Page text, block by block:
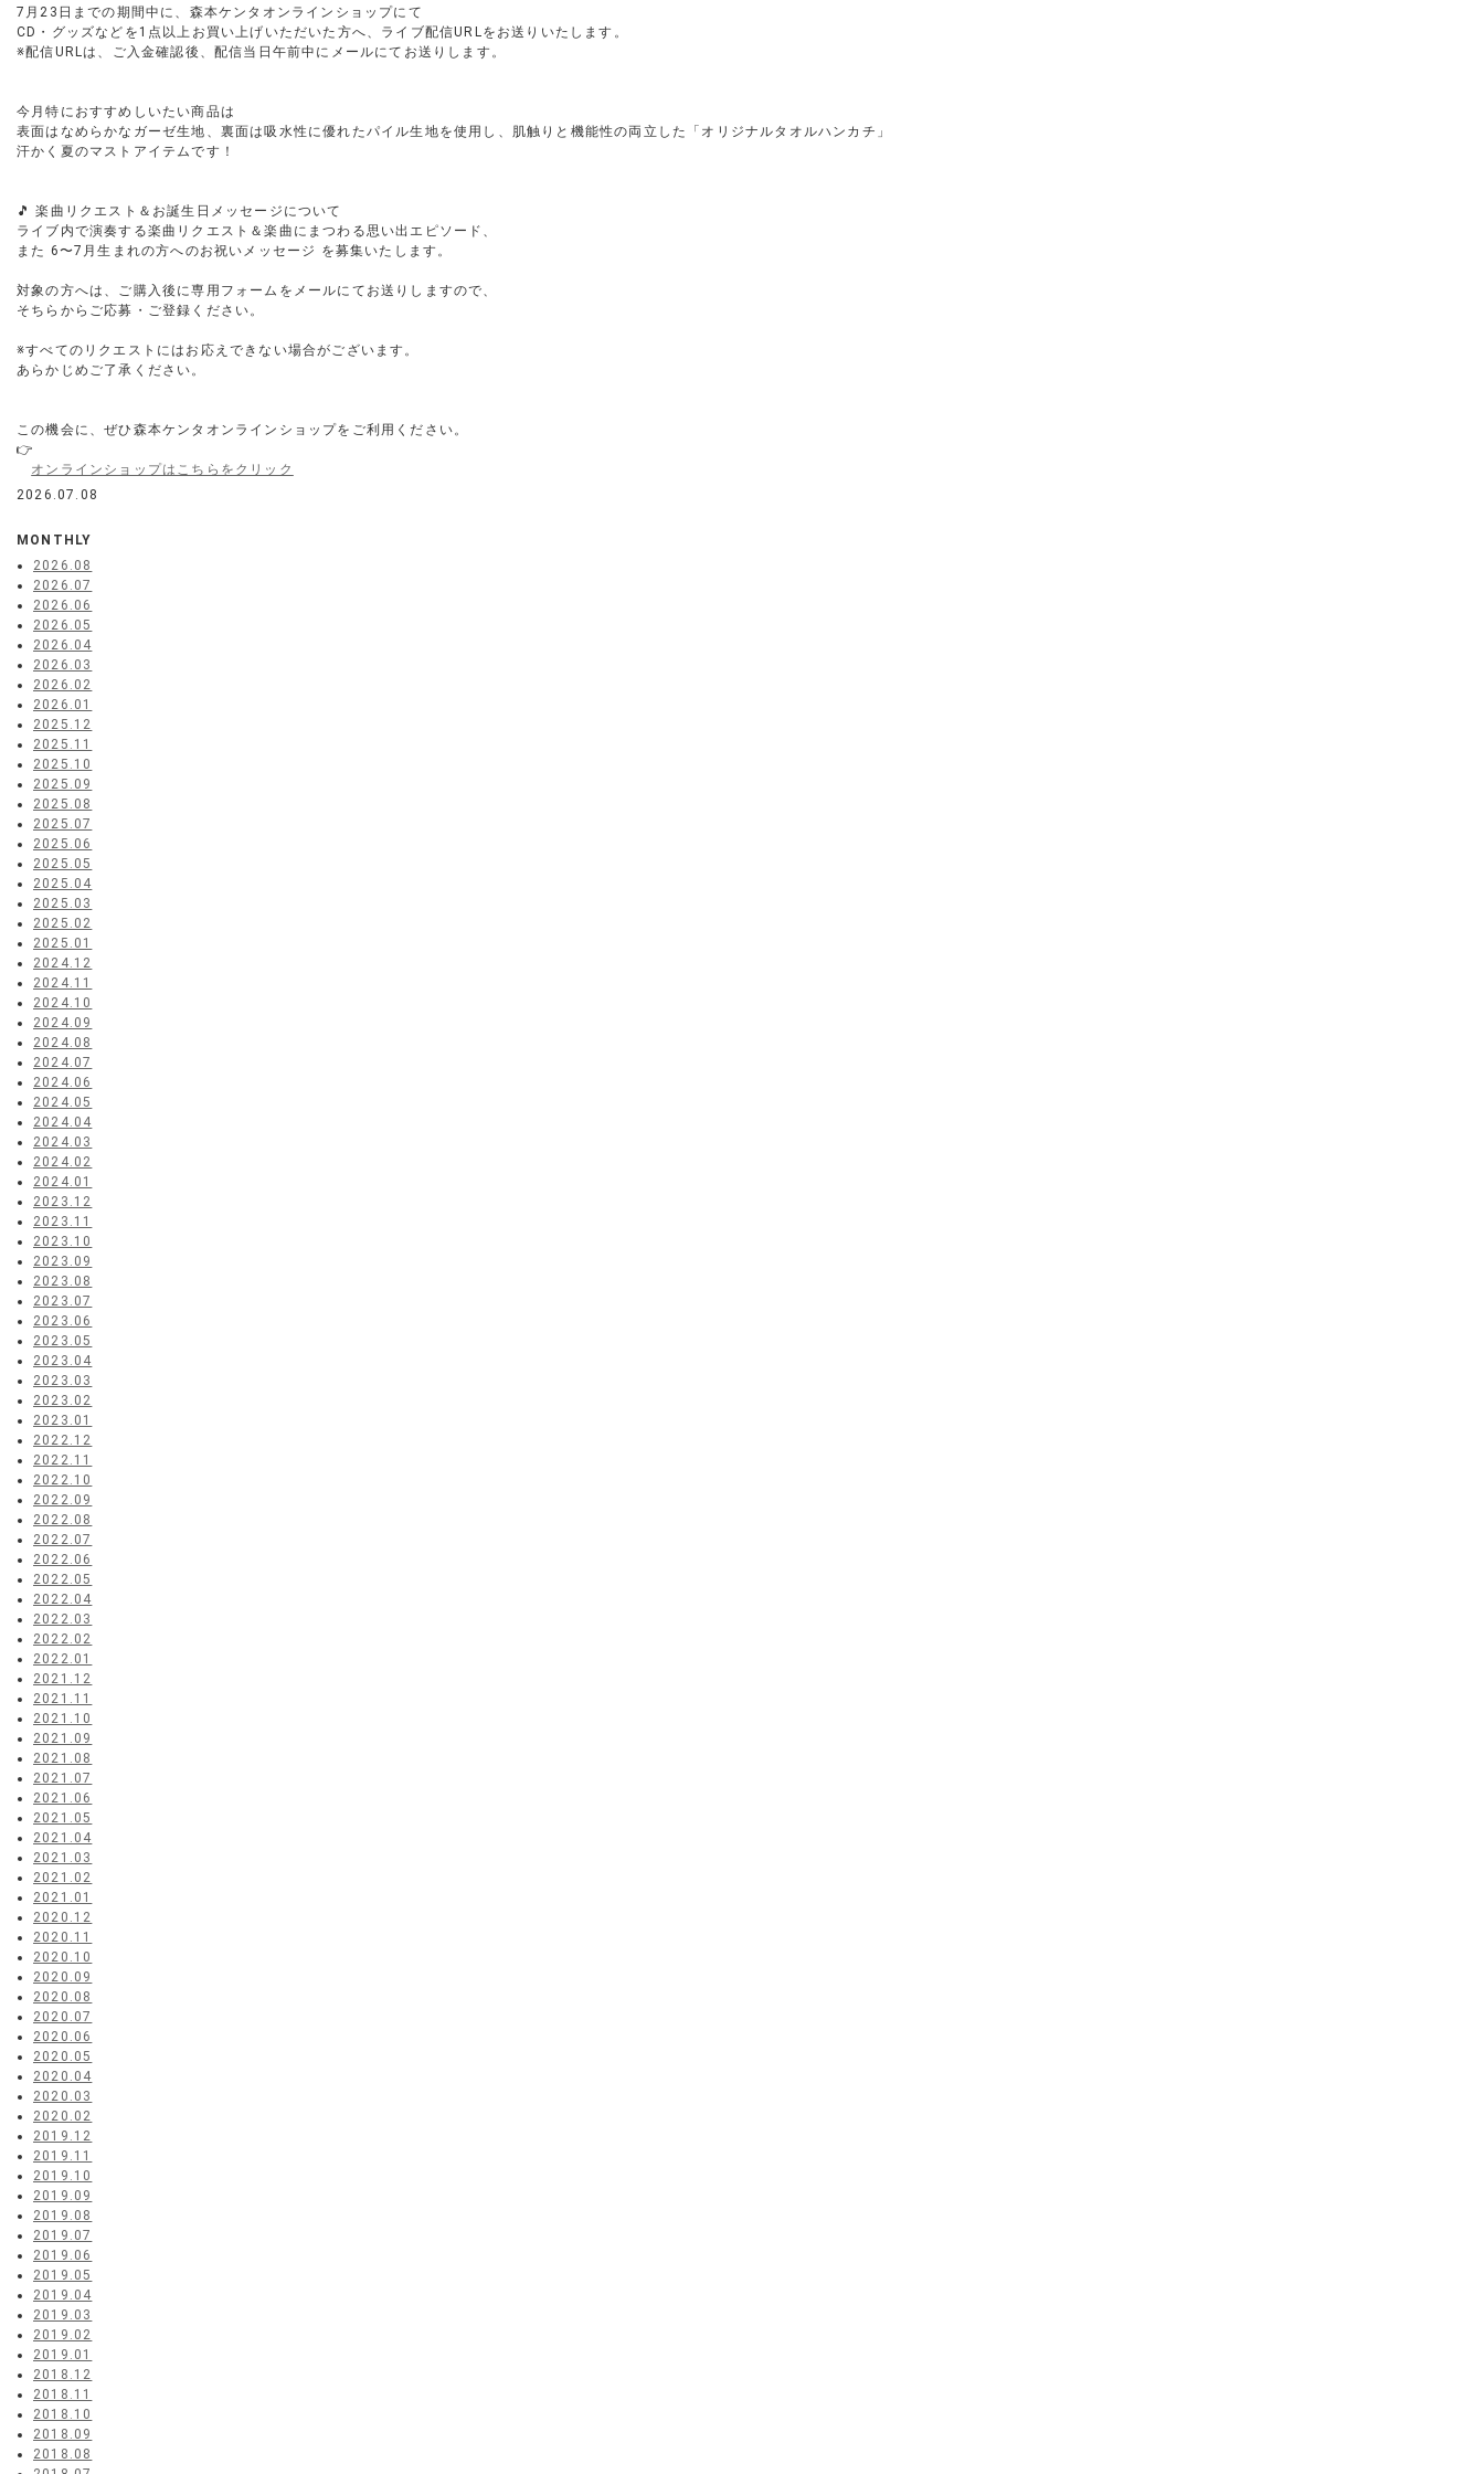
7月23日までの期間中に、森本ケンタオンラインショップにて
CD・グッズなどを1点以上お買い上げいただいた方へ、ライブ配信URLをお送りいたします。
※配信URLは、ご入金確認後、配信当日午前中にメールにてお送りします。
今月特におすすめしいたい商品は
表面はなめらかなガーゼ生地、裏面は吸水性に優れたパイル生地を使用し、肌触りと機能性の両立した「オリジナルタオルハンカチ」
汗かく夏のマストアイテムです！
🎵 楽曲リクエスト＆お誕生日メッセージについて
ライブ内で演奏する楽曲リクエスト＆楽曲にまつわる思い出エピソード、
また 6〜7月生まれの方へのお祝いメッセージ を募集いたします。
対象の方へは、ご購入後に専用フォームをメールにてお送りしますので、
そちらからご応募・ご登録ください。
※すべてのリクエストにはお応えできない場合がございます。
あらかじめご了承ください。
この機会に、ぜひ森本ケンタオンラインショップをご利用ください。
👉
オンラインショップはこちらをクリック
2026.07.08
MONTHLY
2026.08
2026.07
2026.06
2026.05
2026.04
2026.03
2026.02
2026.01
2025.12
2025.11
2025.10
2025.09
2025.08
2025.07
2025.06
2025.05
2025.04
2025.03
2025.02
2025.01
2024.12
2024.11
2024.10
2024.09
2024.08
2024.07
2024.06
2024.05
2024.04
2024.03
2024.02
2024.01
2023.12
2023.11
2023.10
2023.09
2023.08
2023.07
2023.06
2023.05
2023.04
2023.03
2023.02
2023.01
2022.12
2022.11
2022.10
2022.09
2022.08
2022.07
2022.06
2022.05
2022.04
2022.03
2022.02
2022.01
2021.12
2021.11
2021.10
2021.09
2021.08
2021.07
2021.06
2021.05
2021.04
2021.03
2021.02
2021.01
2020.12
2020.11
2020.10
2020.09
2020.08
2020.07
2020.06
2020.05
2020.04
2020.03
2020.02
2019.12
2019.11
2019.10
2019.09
2019.08
2019.07
2019.06
2019.05
2019.04
2019.03
2019.02
2019.01
2018.12
2018.11
2018.10
2018.09
2018.08